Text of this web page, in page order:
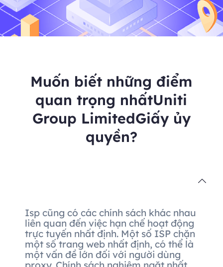
Muốn biết những điểm
quan trọng nhấtUniti
Group LimitedGiấy ủy
quyền?
Isp cũng có các chính sách khác nhau
liên quan đến việc hạn chế hoạt động
trực tuyến nhất định. Một số ISP chặn
một số trang web nhất định, có thể là
một vấn đề lớn đối với người dùng